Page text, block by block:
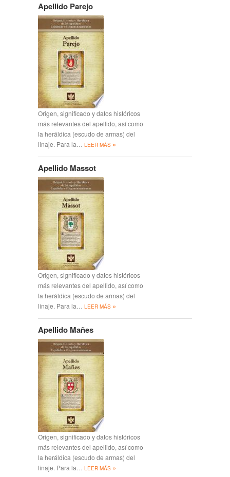
Apellido Parejo
Origen, significado y datos históricos
más relevantes del apellido, así como
la heráldica (escudo de armas) del
linaje. Para la…
LEER MÁS »
Apellido Massot
Origen, significado y datos históricos
más relevantes del apellido, así como
la heráldica (escudo de armas) del
linaje. Para la…
LEER MÁS »
Apellido Mañes
Origen, significado y datos históricos
más relevantes del apellido, así como
la heráldica (escudo de armas) del
linaje. Para la…
LEER MÁS »